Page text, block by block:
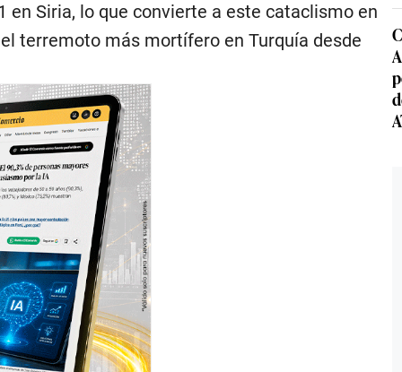
en Siria, lo que convierte a este cataclismo en
terremoto más mortífero en Turquía desde